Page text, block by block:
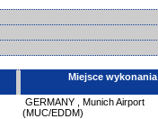
Miejsce wykonania
GERMANY
Munich Airport
(MUC/EDDM)